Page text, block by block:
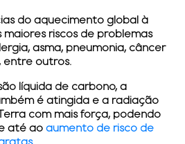
do aquecimento global à
maiores riscos de problemas
asma, pneumonia, câncer
entre outros.
líquida de carbono, a
é atingida e a radiação
com mais força, podendo
até ao aumento de risco de